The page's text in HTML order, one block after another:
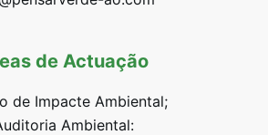
de Actuação
de Impacte Ambiental;
Ambiental: